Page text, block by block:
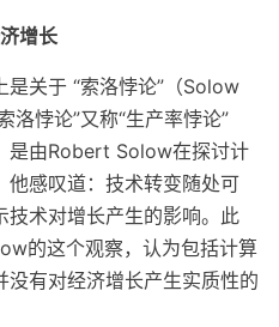
增长
关于 “索洛悖论”（Solow
洛悖论”又称“生产率悖论”
是由Robert Solow在探讨计
他感叹道：技术转变随处可
技术对增长产生的影响。此
的这个观察，认为包括计算
有对经济增长产生实质性的